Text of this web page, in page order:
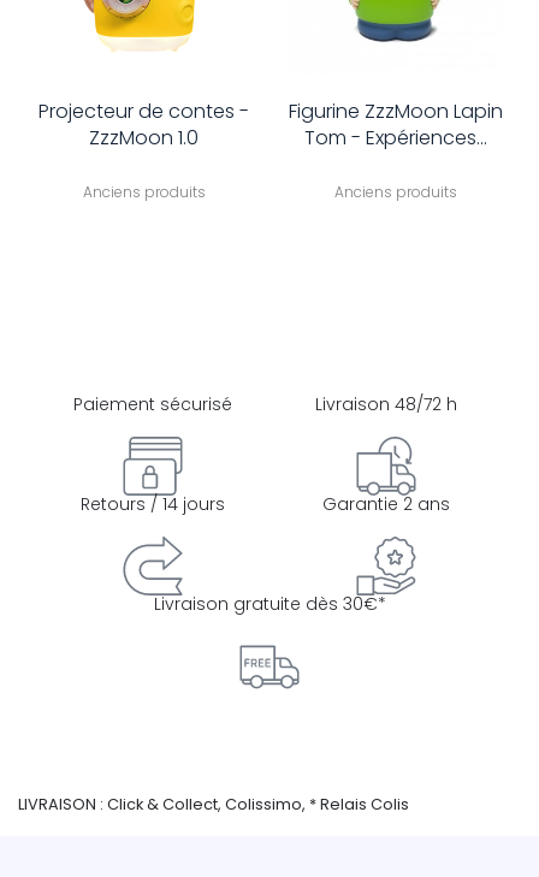
Projecteur de contes -
ZzzMoon 1.0
Anciens produits
Figurine ZzzMoon Lapin
Tom - Expériences...
Anciens produits
Paiement sécurisé Livraison 48/72 h
Retours / 14 jours Garantie 2 ans
Livraison gratuite dès 30€*
LIVRAISON : Click & Collect, Colissimo, * Relais Colis